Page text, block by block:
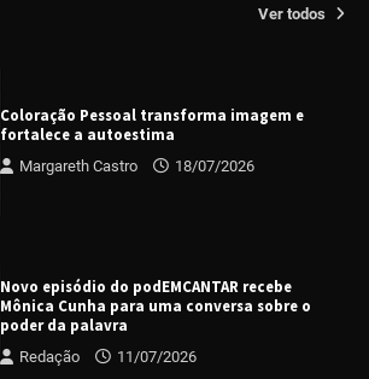
Ver todos
Coloração Pessoal transforma imagem e
fortalece a autoestima
Margareth Castro 18/07/2026
Novo episódio do podEMCANTAR recebe
Mônica Cunha para uma conversa sobre o
poder da palavra
Redação 11/07/2026